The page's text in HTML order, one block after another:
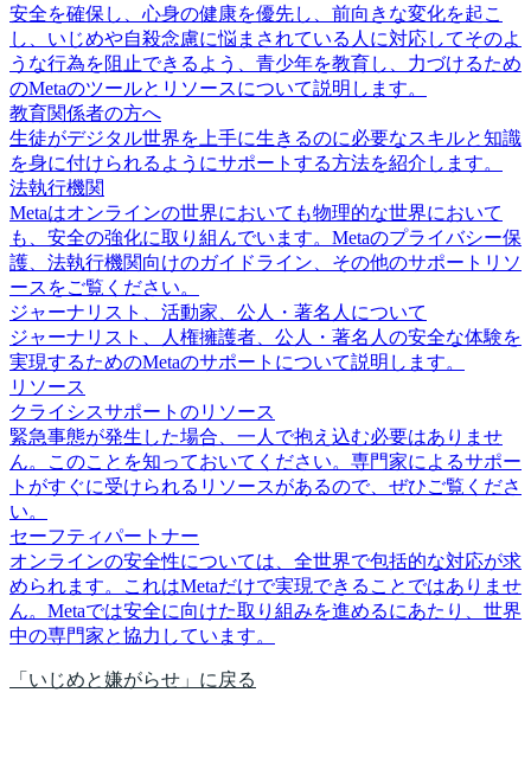
安全を確保し、心身の健康を優先し、前向きな変化を起こ
し、いじめや自殺念慮に悩まされている人に対応してそのよ
うな行為を阻止できるよう、青少年を教育し、力づけるため
のMetaのツールとリソースについて説明します。
教育関係者の方へ
生徒がデジタル世界を上手に生きるのに必要なスキルと知識
を身に付けられるようにサポートする方法を紹介します。
法執行機関
Metaはオンラインの世界においても物理的な世界において
も、安全の強化に取り組んでいます。Metaのプライバシー保
護、法執行機関向けのガイドライン、その他のサポートリソ
ースをご覧ください。
ジャーナリスト、活動家、公人・著名人について
ジャーナリスト、人権擁護者、公人・著名人の安全な体験を
実現するためのMetaのサポートについて説明します。
リソース
クライシスサポートのリソース
緊急事態が発生した場合、一人で抱え込む必要はありませ
ん。このことを知っておいてください。専門家によるサポー
トがすぐに受けられるリソースがあるので、ぜひご覧くださ
い。
セーフティパートナー
オンラインの安全性については、全世界で包括的な対応が求
められます。これはMetaだけで実現できることではありませ
ん。Metaでは安全に向けた取り組みを進めるにあたり、世界
中の専門家と協力しています。
「いじめと嫌がらせ」に戻る